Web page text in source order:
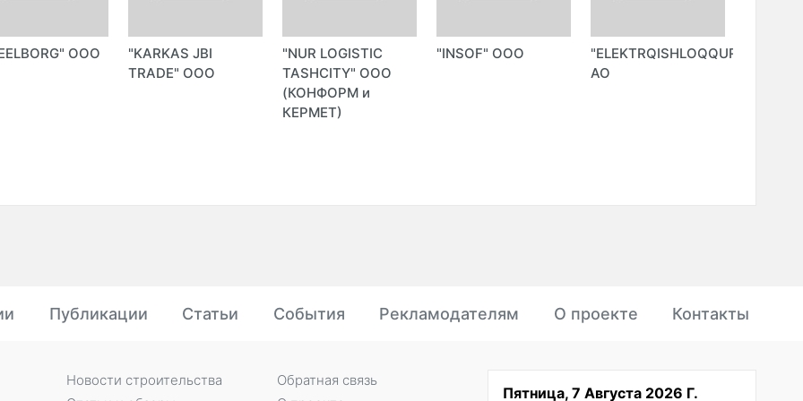
ООО
"KARKAS JBI
TRADE" ООО
"NUR LOGISTIC
TASHCITY" ООО
(КОНФОРМ и
КЕРМЕТ)
"INSOF" ООО
"ELEKTRQISHLOQQURILISH"
АО
Публикации Статьи События Рекламодателям О проекте Контакты
Пятница, 7 Августа 2026 Г.
Новости строительства
Обратная связь